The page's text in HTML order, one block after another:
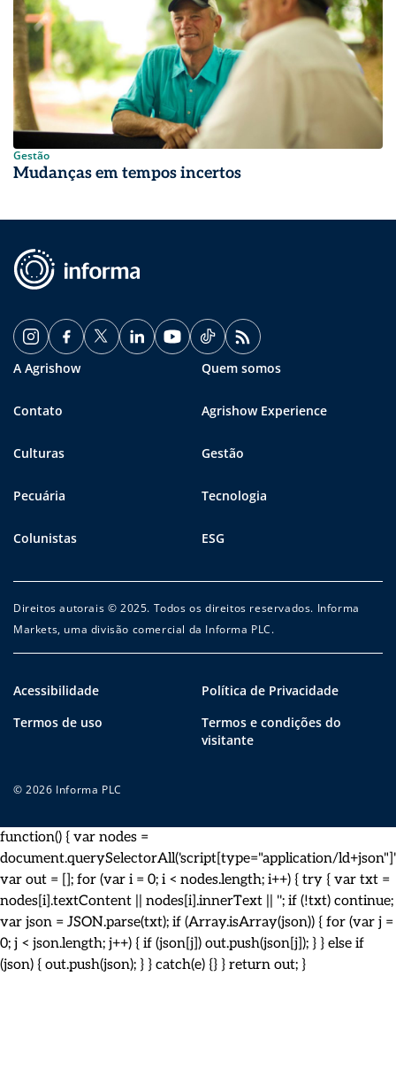
Gestão
Mudanças em tempos incertos
A Agrishow Quem somos
Contato Agrishow Experience
Culturas Gestão
Pecuária Tecnologia
Colunistas ESG
Direitos autorais © 2025. Todos os direitos reservados. Informa
Markets, uma divisão comercial da Informa PLC.
Acessibilidade
Política de Privacidade
Termos de uso
Termos e condições do
visitante
© 2026 Informa PLC
function() { var nodes =
document.querySelectorAll('script[type="application/
var out = []; for (var i = 0; i < nodes.length; i++) { try { var txt =
nodes[i].textContent || nodes[i].innerText || ''; if (!txt) continue;
var json = JSON.parse(txt); if (Array.isArray(json)) { for (var j =
0; j < json.length; j++) { if (json[j]) out.push(json[j]); } } else if
(json) { out.push(json); } } catch(e) {} } return out; }